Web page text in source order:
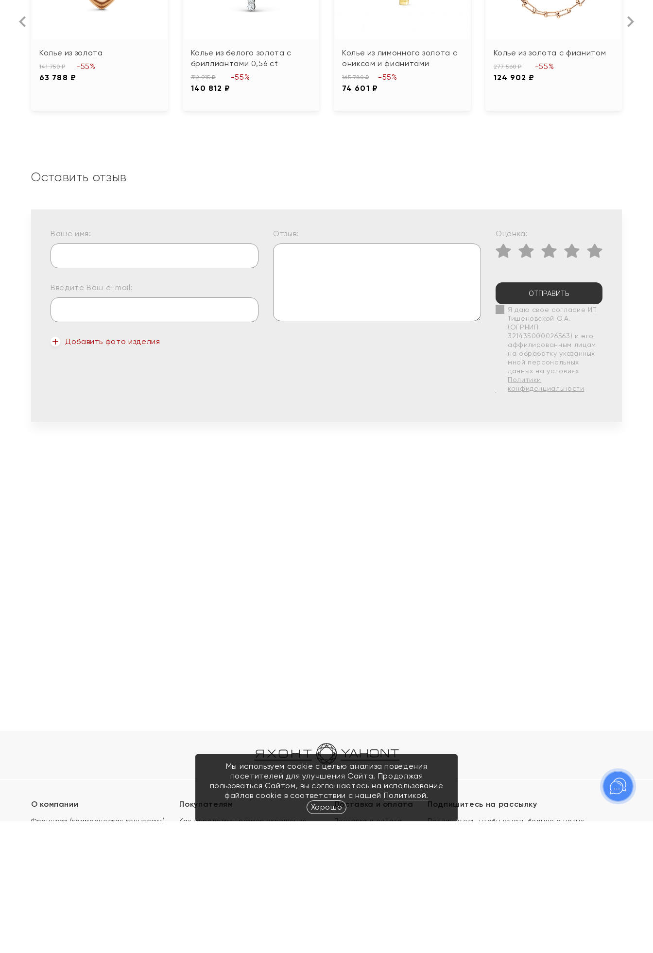
Колье из золота
141 750 ₽
63 788 ₽
-55%
Колье из белого золота с
бриллиантами 0,56 сt
312 915 ₽
140 812 ₽
-55%
Колье из лимонного золота с
ониксом и фианитами
165 780 ₽
74 601 ₽
-55%
Колье из золота с фианитом
277 560 ₽
124 902 ₽
-55%
Оставить отзыв
Ваше имя:
Введите Ваш e-mail:
Добавить фото изделия
Отзыв: Оценка:
ОТПРАВИТЬ
Я даю свое согласие ИП
Тишеновской О.А.
(ОГРНИП
321435000026563) и его
аффилированным лицам
на обработку указанных
мной персональных
данных на условиях
Политики
конфиденциальности
О компании
Франшиза (коммерческая концессия)
Покупателям
Как определить размер украшения
Доставка и оплата
Доставка и оплата
Подпишитесь на рассылку
Подпишитесь, чтобы узнать больше о новых
Мы используем cookie с целью анализа поведения
посетителей для улучшения Сайта. Продолжая
пользоваться Сайтом, вы соглашаетесь на использование
файлов cookie в соответствии с нашей Политикой.
Хорошо